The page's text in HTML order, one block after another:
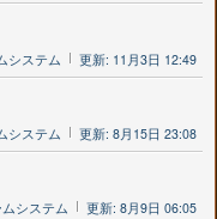
システム 更新: 11月3日 12:49
システム 更新: 8月15日 23:08
システム 更新: 8月9日 06:05